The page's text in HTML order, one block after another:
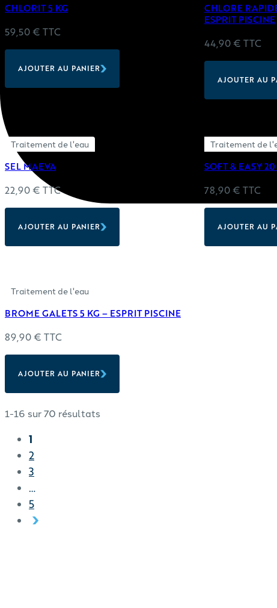
CHLORIT 5 KG
59,50€ TTC
AJOUTER AU PANIER
CHLORE
ESPRIT PISCINE
44,90€ TTC
AJOUTER AU
Traitement de l'eau
SEL MAEVA
22,90€ TTC
AJOUTER AU PANIER
Traitement de
SOFT & EASY
78,90€ TTC
AJOUTER AU
Traitement de l'eau
BROME GALETS 5 KG – ESPRIT PISCINE
89,90€ TTC
AJOUTER AU PANIER
1-16 sur 70 résultats
1
2
3
…
5